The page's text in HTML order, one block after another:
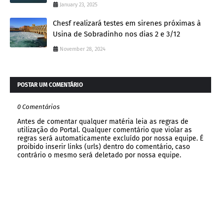
January 23, 2025
Chesf realizará testes em sirenes próximas à
Usina de Sobradinho nos dias 2 e 3/12
November 28, 2024
POSTAR UM COMENTÁRIO
0 Comentários
Antes de comentar qualquer matéria leia as regras de
utilização do Portal. Qualquer comentário que violar as
regras será automaticamente excluído por nossa equipe. É
proibido inserir links (urls) dentro do comentário, caso
contrário o mesmo será deletado por nossa equipe.